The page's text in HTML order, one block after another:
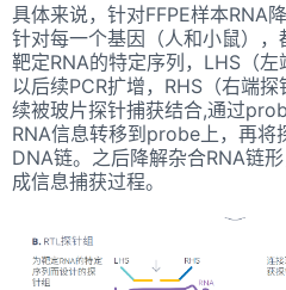
具体来说，针对FFPE样本RNA
针对每一个基因（人和小鼠）
靶定RNA的特定序列，LHS（
以后续PCR扩增，RHS（右端
续被玻片探针捕获结合,通过
RNA信息转移到probe上，再将
DNA链。之后降解杂合RNA链
成信息捕获过程。